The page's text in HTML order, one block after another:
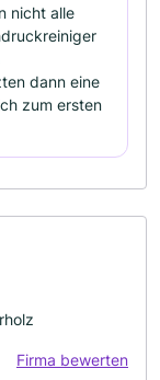
nicht alle
dann eine
zum ersten
Firma bewerten